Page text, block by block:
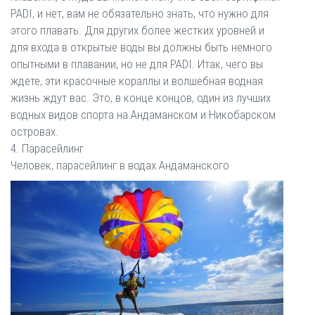
PADI, и нет, вам не обязательно знать, что нужно для
этого плавать. Для других более жестких уровней и
для входа в открытые воды вы должны быть немного
опытными в плавании, но не для PADI. Итак, чего вы
ждете, эти красочные кораллы и волшебная водная
жизнь ждут вас. Это, в конце концов, один из лучших
водных видов спорта на Андаманском и Никобарском
островах.
4. Парасейлинг
Человек, парасейлинг в водах Андаманского